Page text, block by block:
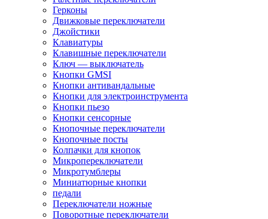
Герконы
Движковые переключатели
Джойстики
Клавиатуры
Клавишные переключатели
Ключ — выключатель
Кнопки GMSI
Кнопки антивандальные
Кнопки для электроинструмента
Кнопки пьезо
Кнопки сенсорные
Кнопочные переключатели
Кнопочные посты
Колпачки для кнопок
Микропереключатели
Микротумблеры
Миниатюрные кнопки
педали
Переключатели ножные
Поворотные переключатели